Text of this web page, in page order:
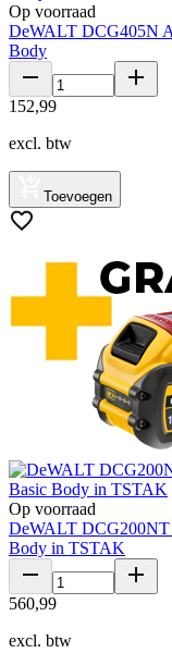
Op voorraad
DeWALT DCG405N
Body
152,99
excl. btw
Toevoegen
Op voorraad
DeWALT DCG200NT
Body in TSTAK
560,99
excl. btw